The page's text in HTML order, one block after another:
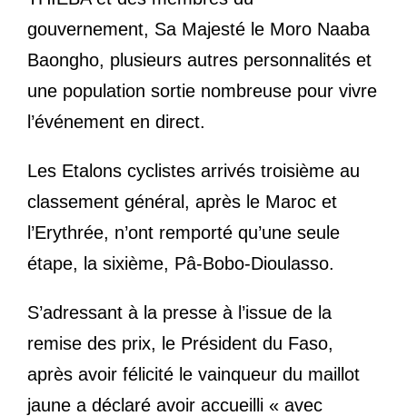
gouvernement, Sa Majesté le Moro Naaba
Baongho, plusieurs autres personnalités et
une population sortie nombreuse pour vivre
l’événement en direct.
Les Etalons cyclistes arrivés troisième au
classement général, après le Maroc et
l’Erythrée, n’ont remporté qu’une seule
étape, la sixième, Pâ-Bobo-Dioulasso.
S’adressant à la presse à l’issue de la
remise des prix, le Président du Faso,
après avoir félicité le vainqueur du maillot
jaune a déclaré avoir accueilli « avec